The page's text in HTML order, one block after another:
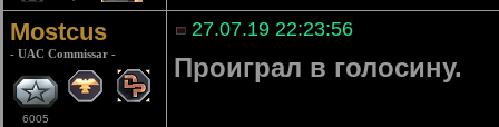
Mostcus
- UAC Commissar -
6005
27.07.19 22:23:56
Проиграл в голосину.